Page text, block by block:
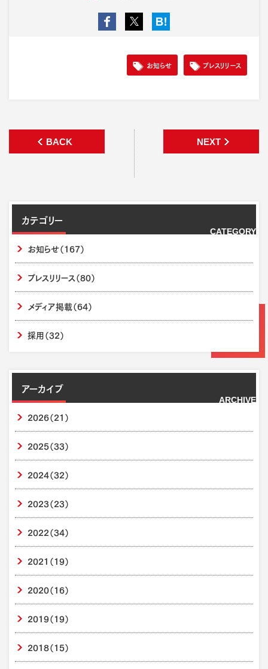
お知らせ プレスリリース
BACK NEXT
カテゴリー
CATEGORY
お知らせ（167）
プレスリリース（80）
メディア掲載（64）
採用（32）
アーカイブ
ARCHIVE
2026（21）
2025（33）
2024（32）
2023（23）
2022（34）
2021 （19）
2020（16）
2019（19）
2018（15）